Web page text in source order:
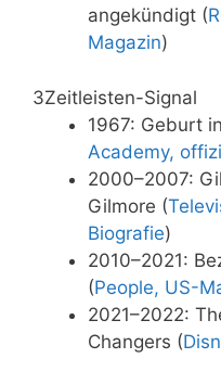
angekündigt (
Magazin)
3Zeitleisten-Signal
1967: Geburt
Academy,
2000–2007:
Gilmore (
Biografie)
2010–2021:
(People, US-
2021–2022:
Changers (